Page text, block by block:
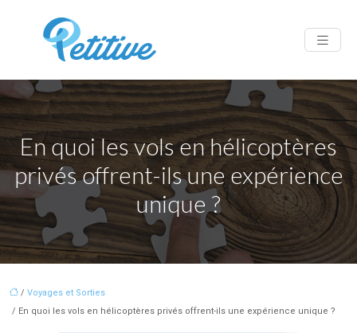
En quoi les vols en hélicoptères
privés offrent-ils une expérience
unique ?
/ Voyages et Sorties
/ En quoi les vols en hélicoptères privés offrent-ils une expérience unique ?